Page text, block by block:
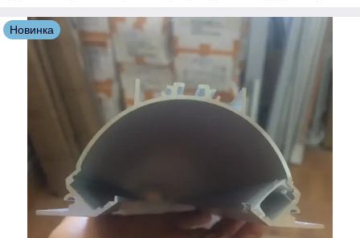
Новинка